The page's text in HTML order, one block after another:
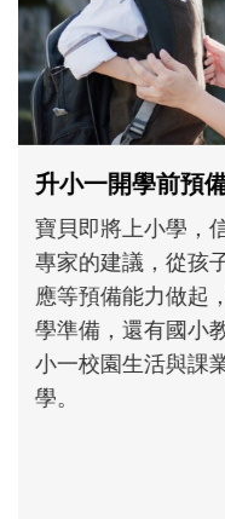
和孩子一起長
不同模樣
沒有人天生就擅
次「前所未有」
大。從給予安全
主、角色認同及
正嘗試用不同的